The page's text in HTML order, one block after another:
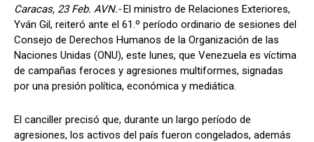
Caracas, 23 Feb. AVN.-El ministro de Relaciones Exteriores,
Yván Gil, reiteró ante el 61.º período ordinario de sesiones del
Consejo de Derechos Humanos de la Organización de las
Naciones Unidas (ONU), este lunes, que Venezuela es víctima
de campañas feroces y agresiones multiformes, signadas
por una presión política, económica y mediática.
El canciller precisó que, durante un largo período de
agresiones, los activos del país fueron congelados, además